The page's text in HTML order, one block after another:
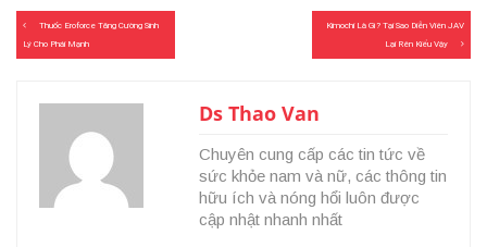
Điều
hướng
viết
Thuốc Eroforce Tăng Cường Sinh
Lý Cho Phái Mạnh
Kimochi Là Gì? Tại Sao Diễn Viên JAV
Lại Rên Kiểu Vậy
Ds Thao Van
Chuyên cung cấp các tin tức về
sức khỏe nam và nữ, các thông tin
hữu ích và nóng hổi luôn được
cập nhật nhanh nhất